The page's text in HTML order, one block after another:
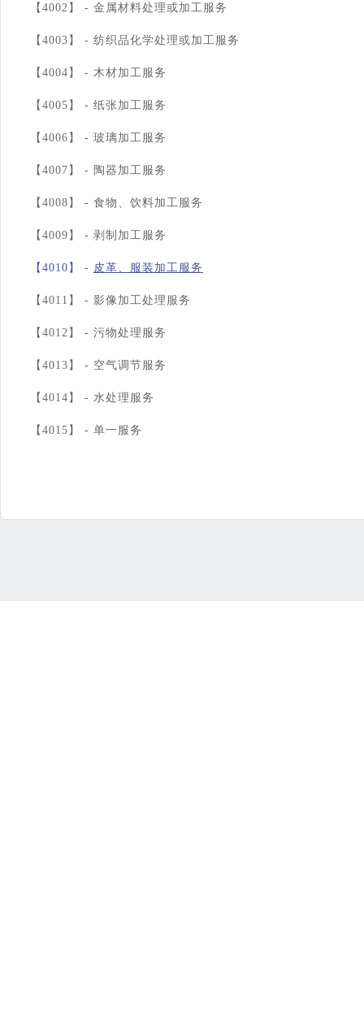
【4002】 - 金属材料处理或加工服务
【4003】 - 纺织品化学处理或加工服务
【4004】 - 木材加工服务
【4005】 - 纸张加工服务
【4006】 - 玻璃加工服务
【4007】 - 陶器加工服务
【4008】 - 食物、饮料加工服务
【4009】 - 剥制加工服务
【4010】 - 皮革、服装加工服务
【4011】 - 影像加工处理服务
【4012】 - 污物处理服务
【4013】 - 空气调节服务
【4014】 - 水处理服务
【4015】 - 单一服务